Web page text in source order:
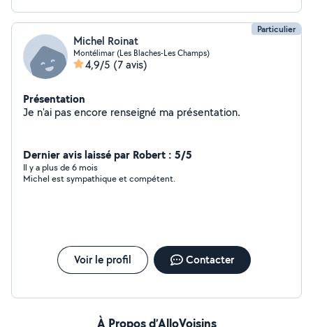
Particulier
Michel Roinat
Montélimar (Les Blaches-Les Champs)
4,9/5 (7 avis)
Présentation
Je n'ai pas encore renseigné ma présentation.
Dernier avis laissé par Robert : 5/5
Il y a plus de 6 mois
Michel est sympathique et compétent.
Voir le profil Contacter
À Propos d’AlloVoisins